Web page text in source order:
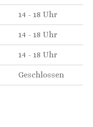
14 - 18 Uhr
14 - 18 Uhr
14 - 18 Uhr
Geschlossen